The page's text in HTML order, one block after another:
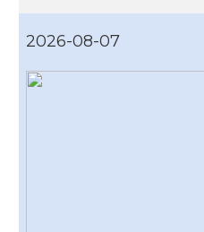
2026-08-07